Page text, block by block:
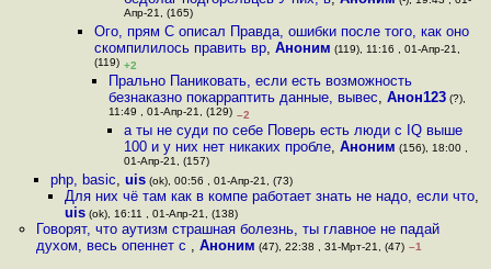
Апр-21, (165)
Ого, прям C описал Правда, ошибки после того, как оно
скомпилилось править вр, Аноним (119), 11:16 , 01-Апр-21,
(119) +2
Прально Паниковать, если есть возможность
безнаказно покарраптить данные, вывес,Анон123 (?),
11:49 , 01-Апр-21, (129) –2
а ты не суди по себе Поверь есть люди с IQ выше
100 и у них нет никаких пробле, Аноним (156), 18:00 ,
01-Апр-21, (157)
php, basic, uis(ok), 00:56 , 01-Апр-21, (73)
Для них чё там как в компе работает знать не надо, если что,
uis (ok), 16:11 , 01-Апр-21, (138)
Говорят, что аутизм страшная болезнь, ты главное не падай
духом, весь опеннет с , Аноним (47), 22:38 , 31-Мрт-21, (47) –1